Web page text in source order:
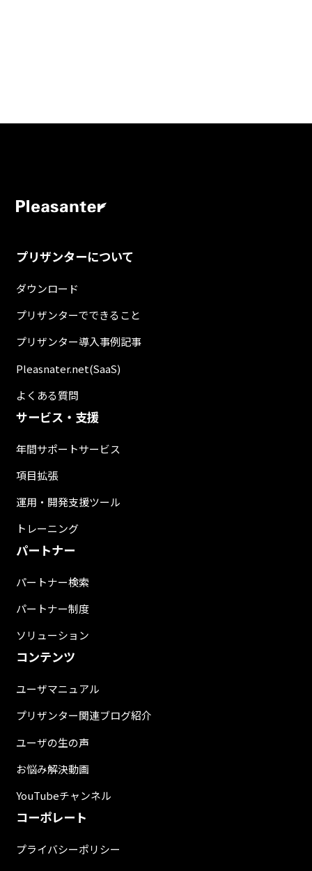
プリザンターについて
ダウンロード
プリザンターでできること
プリザンター導入事例記事
Pleasnater.net(SaaS)
よくある質問
サービス・支援
年間サポートサービス
項目拡張
運用・開発支援ツール
トレーニング
パートナー
パートナー検索
パートナー制度
ソリューション
コンテンツ
ユーザマニュアル
プリザンター関連ブログ紹介
ユーザの生の声
お悩み解決動画
YouTubeチャンネル
コーポレート
プライバシーポリシー